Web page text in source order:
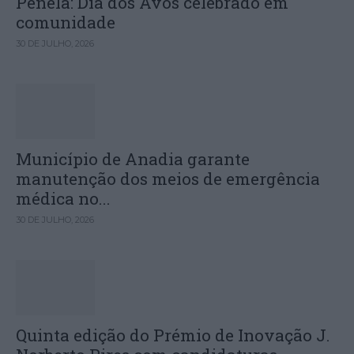
comunidade
30 DE JULHO, 2026
Município de Anadia garante
manutenção dos meios de emergência
médica no...
30 DE JULHO, 2026
Quinta edição do Prémio de Inovação J.